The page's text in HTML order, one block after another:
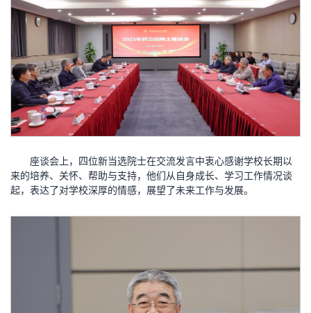
座谈会上，四位新当选院士在交流发言中衷心感谢学校长期以
来的培养、关怀、帮助与支持，他们从自身成长、学习工作情况谈
起，表达了对学校深厚的情感，展望了未来工作与发展。